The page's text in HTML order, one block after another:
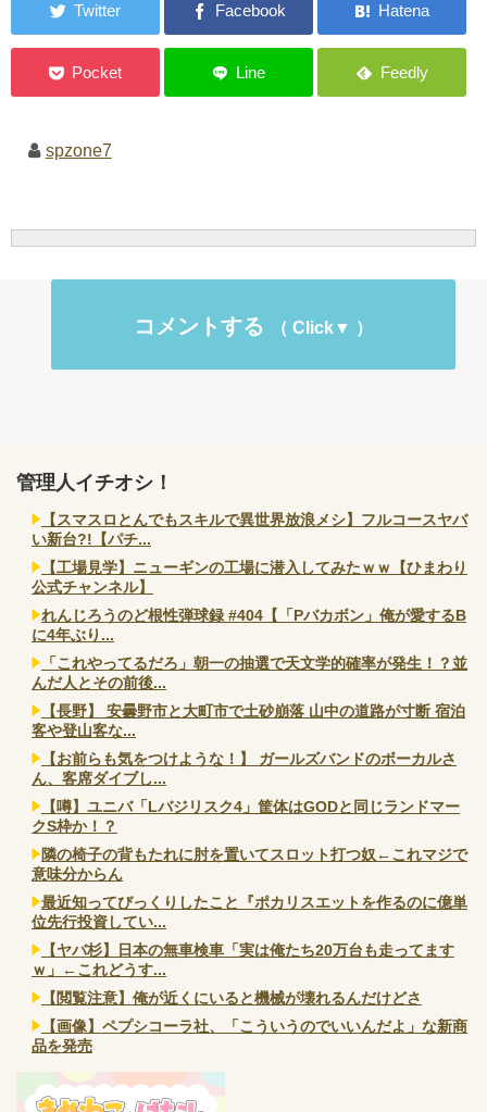
spzone7
コメントする
管理人イチオシ！
【スマスロとんでもスキルで異世界放浪メシ】フルコースヤバ
い新台?!【パチ...
【工場見学】ニューギンの工場に潜入してみたｗｗ【ひまわり
公式チャンネル】
れんじろうのど根性弾球録 #404【「Pバカボン」俺が愛するB
に4年ぶり...
「これやってるだろ」朝一の抽選で天文学的確率が発生！？並
んだ人とその前後...
【長野】 安曇野市と大町市で土砂崩落 山中の道路が寸断 宿泊
客や登山客な...
【お前らも気をつけような！】 ガールズバンドのボーカルさ
ん、客席ダイブし...
【噂】ユニバ「Lバジリスク4」筐体はGODと同じランドマー
クS枠か！？
隣の椅子の背もたれに肘を置いてスロット打つ奴←これマジで
意味分からん
最近知ってびっくりしたこと『ポカリスエットを作るのに億単
位先行投資してい...
【ヤバ杉】日本の無車検車「実は俺たち20万台も走ってます
ｗ」←これどうす...
【閲覧注意】俺が近くにいると機械が壊れるんだけどさ
【画像】ペプシコーラ社、「こういうのでいいんだよ」な新商
品を発売